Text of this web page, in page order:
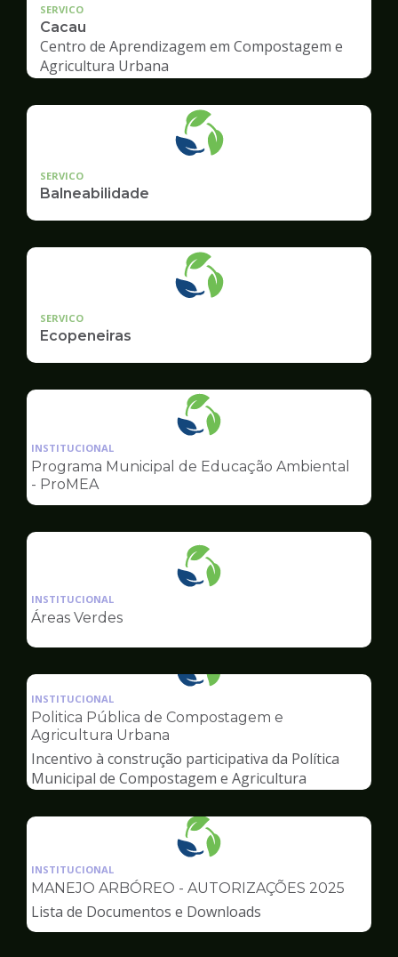
SERVICO
Cacau
Centro de Aprendizagem em Compostagem e
Agricultura Urbana
SERVICO
Balneabilidade
SERVICO
Ecopeneiras
Ilustração
pagina
Meio
INSTITUCIONAL
Programa Municipal de Educação Ambiental
- ProMEA
Ilustração
Meio
Ambiente
INSTITUCIONAL
Áreas Verdes
Ilustração
pagina
Meio
Ambiente
INSTITUCIONAL
Politica Pública de Compostagem e
Agricultura Urbana
Incentivo à construção participativa da Política
Municipal de Compostagem e Agricultura
Ilustração
pagina
Meio
INSTITUCIONAL
MANEJO ARBÓREO - AUTORIZAÇÕES 2025
Lista de Documentos e Downloads